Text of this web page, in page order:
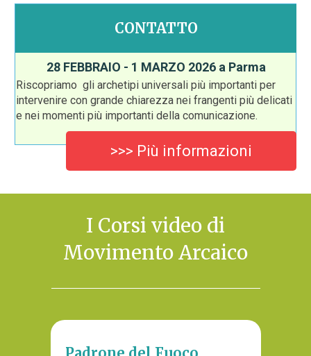
CONTATTO
28 FEBBRAIO - 1 MARZO 2026 a Parma
Riscopriamo gli archetipi universali più importanti per
intervenire con grande chiarezza nei frangenti più delicati
e nei momenti più importanti della comunicazione.
>>> Più informazioni
I Corsi video di
Movimento Arcaico